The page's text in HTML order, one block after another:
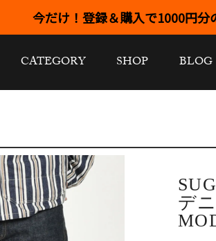
今だけ！登録＆購入で1000円分
CATEGORY SHOP BLOG
デ